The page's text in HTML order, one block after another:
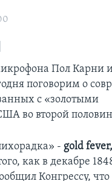
ИСТОРИЯ
Пол Карни
поговорим о
с «золотыми
во второй
- gold
как в декабре
Конгрессу, что